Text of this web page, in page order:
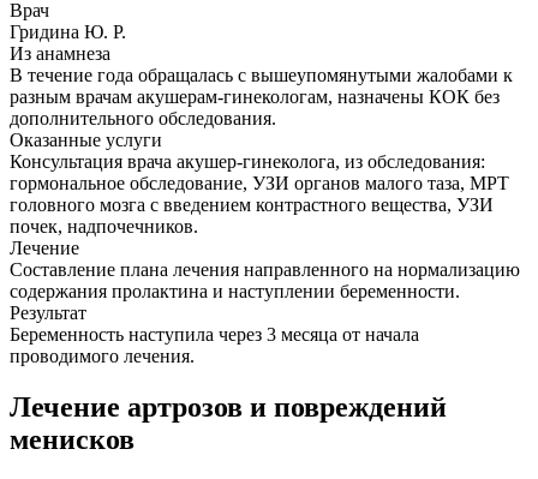
Врач
Гридина Ю. Р.
Из анамнеза
В течение года обращалась с вышеупомянутыми жалобами к
разным врачам акушерам-гинекологам, назначены КОК без
дополнительного обследования.
Оказанные услуги
Консультация врача акушер-гинеколога, из обследования:
гормональное обследование, УЗИ органов малого таза, МРТ
головного мозга с введением контрастного вещества, УЗИ
почек, надпочечников.
Лечение
Составление плана лечения направленного на нормализацию
содержания пролактина и наступлении беременности.
Результат
Беременность наступила через 3 месяца от начала
проводимого лечения.
Лечение артрозов и повреждений
менисков